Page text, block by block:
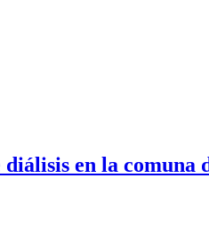
en la comuna